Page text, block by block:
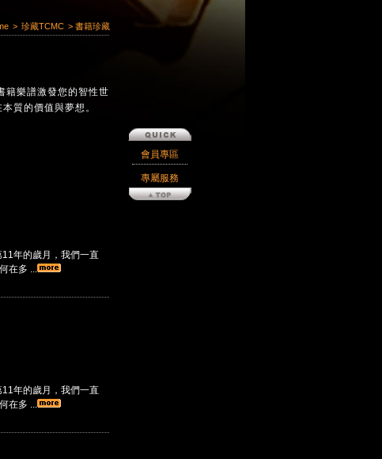
> 珍藏TCMC > 書籍珍藏
籍樂譜激發您的智性世
質的價值與夢想。
年的歲月，我們一直
在多 ...
年的歲月，我們一直
在多 ...
會員專區
專屬服務